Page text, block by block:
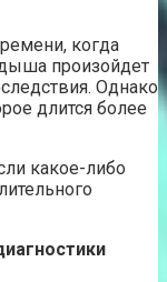
когда
произойдет
Однако
длится более
какое-либо